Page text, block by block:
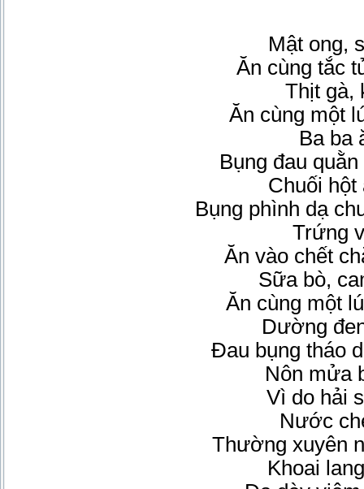
Mật ong,
Ăn cùng tắc
Thịt gà,
Ăn cùng một
Ba ba
Bụng đau
Chuối
Bụng phình dạ
Trứng
Ăn vào chết
Sữa bò,
Ăn cùng một
Dường
Đau bụng tháo
Nôn mửa
Vì do hải
Nước
Thường xuyên
Khoai